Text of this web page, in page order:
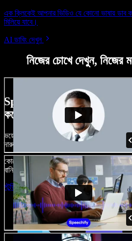
এক ক্লিকেই আপনার ভিডিও যে কোনো ভাষায়
মিলিয়ে যাবে।
AI ডাবিং দেখুন
নিজের চোখে দেখুন,
Speechify Studio দিয়ে কী কী
কয়েকটা উদাহরণ দেখুন
ভয়েসওভার, রয়্যালটি-ফ্রি ছবি, অডিও, ভিডিও
দারুণ মনে রাখার মতো অডিও-ভিডিও প্রজেক্ট বানান।
কোনো শেখার ঝামেলা নেই, শুধু ব্রাউজারে খুলুন—আর
বানিয়ে ফেলুন।
স্টুডিও চালু করুন